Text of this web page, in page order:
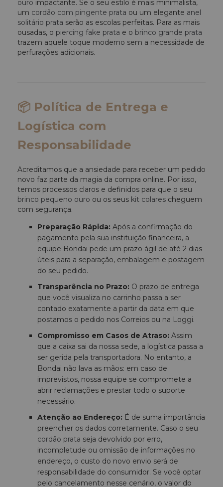
ouro impactante. Se o seu estilo é mais minimalista,
um cordão com pingente prata ou um elegante anel
solitário prata serão as escolas perfeitas. Para as mais
ousadas, o piercing fake prata e o brinco grande prata
trazem aquele toque moderno sem a necessidade de
perfurações adicionais.
📦 Política de Entrega e
Logística com
Responsabilidade
Acreditamos que a ansiedade para receber um pedido
novo faz parte da magia da compra online. Por isso,
temos processos claros e definidos para que o seu
brinco pequeno ouro ou os seus kit colares cheguem
com segurança.
Preparação Rápida: Após a confirmação do
pagamento pela sua instituição financeira, a
equipe Bondai pede um prazo ágil de até 2 dias
úteis para a separação, embalagem e postagem
do seu pedido.
Transparência no Prazo: O prazo de entrega
que você visualiza no carrinho passa a ser
contado exatamente a partir da data em que
postamos o pedido nos Correios ou na Loggi.
Compromisso em Casos de Atraso: Assim
que a caixa sai da nossa sede, a logística passa a
ser gerida pela transportadora. No entanto, a
Bondai não lava as mãos: em caso de
imprevistos, nossa equipe se compromete a
abrir reclamações e prestar todo o suporte
necessário.
Atenção ao Endereço: É de suma importância
preencher os dados corretamente. Caso o seu
cordão prata seja devolvido por erro,
incompletude ou omissão de informações no
endereço, o custo do novo envio será de
responsabilidade do consumidor. Se você optar
pelo cancelamento nesse cenário, o valor do